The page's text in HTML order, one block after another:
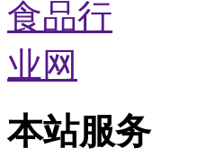
本站服务